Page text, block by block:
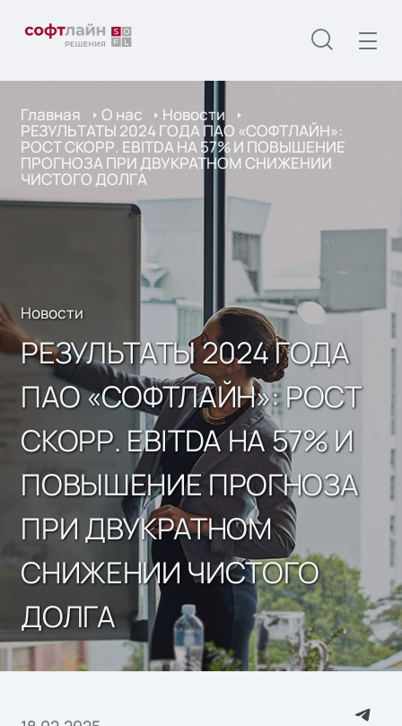
Главная О нас Новости
РЕЗУЛЬТАТЫ 2024 ГОДА ПАО «СОФТЛАЙН»:
РОСТ СКОРР. EBITDA НА 57% И ПОВЫШЕНИЕ
ПРОГНОЗА ПРИ ДВУКРАТНОМ СНИЖЕНИИ
ЧИСТОГО ДОЛГА
Новости
РЕЗУЛЬТАТЫ 2024 ГОДА
ПАО «СОФТЛАЙН»: РОСТ
СКОРР. EBITDA НА 57% И
ПОВЫШЕНИЕ ПРОГНОЗА
ПРИ ДВУКРАТНОМ
СНИЖЕНИИ ЧИСТОГО
ДОЛГА